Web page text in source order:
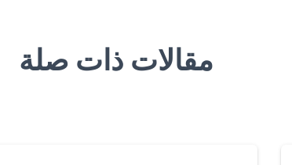
مقالات ذات صلة